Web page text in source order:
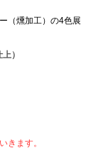
（燻加工）の4色展
）
きます。